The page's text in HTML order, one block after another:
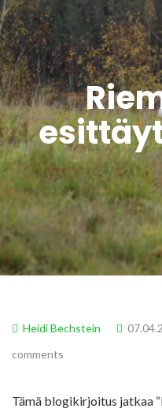
Heidi Bechstein
comments
Tämä blogikirjoitus jatkaa